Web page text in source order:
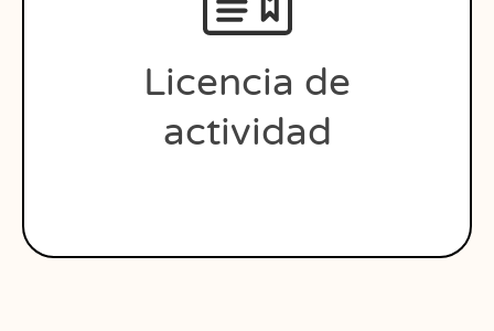
Licencia de
actividad